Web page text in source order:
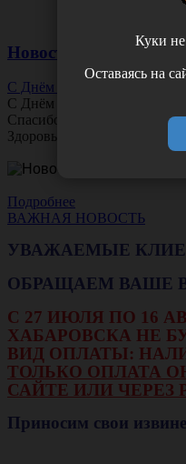
Новости
С Днём Офтальмолога!
С Днём
Спасибо за ясное зрение и
Здоровья вам и новых
Подробнее
ВАЖНАЯ НОВОСТЬ
УВАЖАЕМЫЕ
ОБРАЩАЕМ ВАШЕ
С 27 ИЮЛЯ ПО 16
ХАБАРОВСКА НЕ
ВИД ОПЛАТЫ:
ТОЛЬКО ОПЛАТА
САЙТЕ ИЛИ ЧЕРЕЗ
Приносим свои
Куки
Оставаясь на